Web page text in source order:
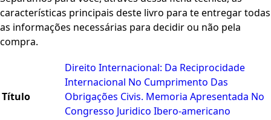
características principais deste livro para te entregar todas
as informações necessárias para decidir ou não pela
compra.
Título
Direito Internacional: Da Reciprocidade
Internacional No Cumprimento Das
Obrigações Civis. Memoria Apresentada No
Congresso Juridico Ibero-americano